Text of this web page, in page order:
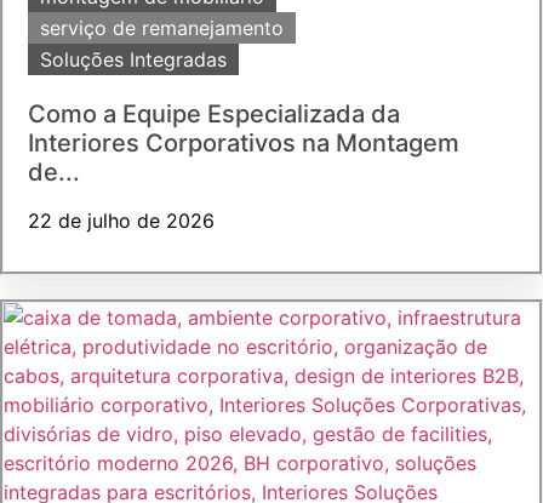
serviço de remanejamento
Soluções Integradas
Como a Equipe Especializada da
Interiores Corporativos na Montagem
de...
22 de julho de 2026